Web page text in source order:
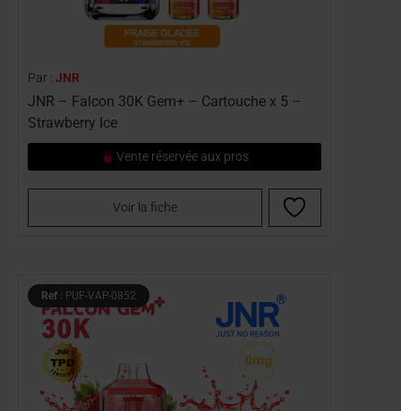
Par : JNR
JNR – Falcon 30K Gem+ – Cartouche x 5 –
Strawberry Ice
Vente réservée aux pros
Voir la fiche
Ref : PUF-VAP-0852